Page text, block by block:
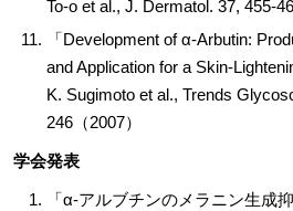
To-o et al., J. Dermatol. 37, 455-
「Development of α-Arbutin:
and Application for a Skin-
K. Sugimoto et al., Trends
246（2007）
学会発表
「α-アルブチンのメラニン生成